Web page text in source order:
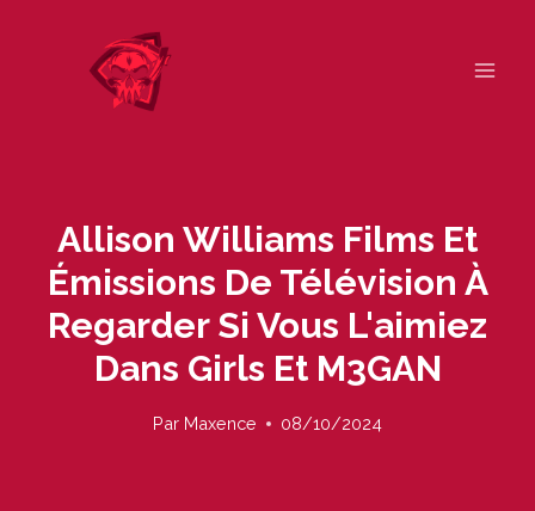
Allison Williams Films Et
Émissions De Télévision À
Regarder Si Vous L'aimiez
Dans Girls Et M3GAN
Par Maxence 08/10/2024